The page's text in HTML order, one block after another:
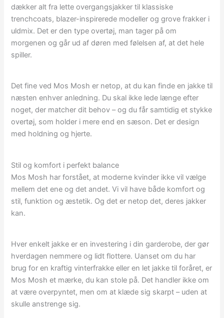
dækker alt fra lette overgangsjakker til klassiske
trenchcoats, blazer-inspirerede modeller og grove frakker i
uldmix. Det er den type overtøj, man tager på om
morgenen og går ud af døren med følelsen af, at det hele
spiller.
Det fine ved Mos Mosh er netop, at du kan finde en jakke til
næsten enhver anledning. Du skal ikke lede længe efter
noget, der matcher dit behov – og du får samtidig et stykke
overtøj, som holder i mere end en sæson. Det er design
med holdning og hjerte.
Stil og komfort i perfekt balance
Mos Mosh har forstået, at moderne kvinder ikke vil vælge
mellem det ene og det andet. Vi vil have både komfort og
stil, funktion og æstetik. Og det er netop det, deres jakker
kan.
Hver enkelt jakke er en investering i din garderobe, der gør
hverdagen nemmere og lidt flottere. Uanset om du har
brug for en kraftig vinterfrakke eller en let jakke til foråret, er
Mos Mosh et mærke, du kan stole på. Det handler ikke om
at være overpyntet, men om at klæde sig skarpt – uden at
skulle anstrenge sig.